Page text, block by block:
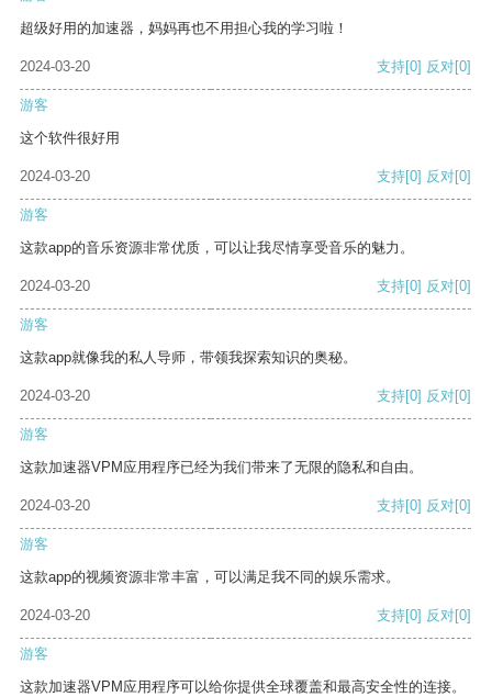
超级好用的加速器，妈妈再也不用担心我的学习啦！
2024-03-20 支持[0] 反对[0]
游客
这个软件很好用
2024-03-20 支持[0] 反对[0]
游客
这款app的音乐资源非常优质，可以让我尽情享受音乐的魅力。
2024-03-20 支持[0] 反对[0]
游客
这款app就像我的私人导师，带领我探索知识的奥秘。
2024-03-20 支持[0] 反对[0]
游客
这款加速器VPM应用程序已经为我们带来了无限的隐私和自由。
2024-03-20 支持[0] 反对[0]
游客
这款app的视频资源非常丰富，可以满足我不同的娱乐需求。
2024-03-20 支持[0] 反对[0]
游客
这款加速器VPM应用程序可以给你提供全球覆盖和最高安全性的连接。